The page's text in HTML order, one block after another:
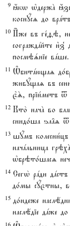
9 ћкw њдержA
коснyсz до
10 И%же въ ге1fэ,
сограждaйте
посмэsніе вaше.
11 Њбитaющаz
живyщаz въ
є3S, пріи1метъ
12 Кто2 начA во
снидо1ша ѕл†z t
13 шyмъ
начaльница
њбрэто1шасz
14 Сегw2 рaди
до1мы сyєтны,
15 до1ндеже
наслёдіе дaже
16